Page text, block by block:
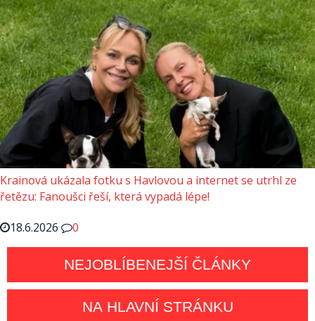
Krainová ukázala fotku s Havlovou a internet se utrhl ze
řetězu: Fanoušci řeší, která vypadá lépe!
18.6.2026
0
NEJOBLÍBENEJŠÍ ČLÁNKY
NA HLAVNÍ STRÁNKU